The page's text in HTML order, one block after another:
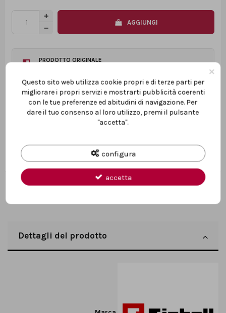
AGGIUNGI
PRODOTTO ORIGINALE
PAGAMENTI SICURI
Transazioni protette
ASSISTENZA TECNICA
Prima e dopo l’acquisto
Dettagli del prodotto
×
Questo sito web utilizza cookie propri e di terze parti per
migliorare i propri servizi e mostrarti pubblicità coerenti
con le tue preferenze ed abitudini di navigazione. Per
dare il tuo consenso al loro utilizzo, premi il pulsante
"accetta".
configura
accetta